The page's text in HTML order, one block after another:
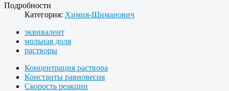
Подробности
Категория: Химия-Шиманович
эквивалент
мольная доля
растворы
Концентрация раствора
Константы равновесия
Скорость реакции